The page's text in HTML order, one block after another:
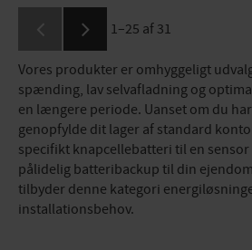
1–25 af 31
Vores produkter er omhyggeligt
spænding, lav selvafladning og
en længere periode. Uanset om du
genopfylde dit lager af standard
specifikt knapcellebatteri til en
pålidelig batteribackup til din
tilbyder denne kategori
installationsbehov.